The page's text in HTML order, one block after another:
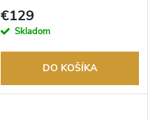
tovaru. Autorizovaný predajca.
€129
Skladom
DO KOŠÍKA